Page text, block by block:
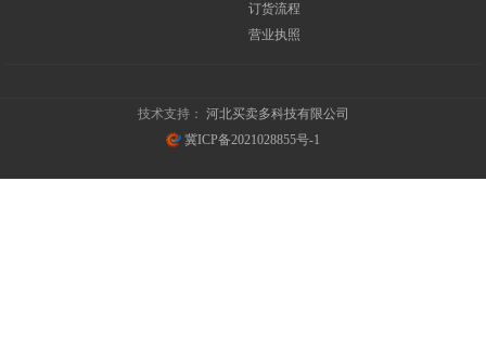
订货流程
营业执照
技术支持： 河北买卖多科技有限公司
冀ICP备2021028855号-1